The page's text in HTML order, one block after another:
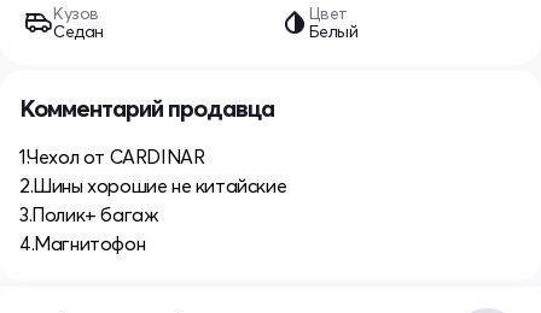
Кузов
Седан
Цвет
Белый
Комментарий продавца
1.Чехол от CARDINAR
2.Шины хорошие не китайские
3.Полик+ багаж
4.Магнитофон